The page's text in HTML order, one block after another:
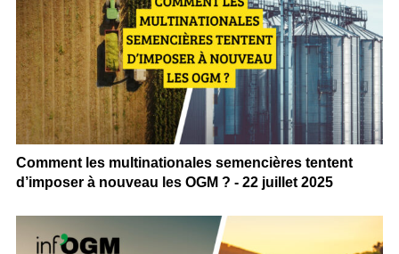
Comment les multinationales semencières tentent
d’imposer à nouveau les OGM ? - 22 juillet 2025